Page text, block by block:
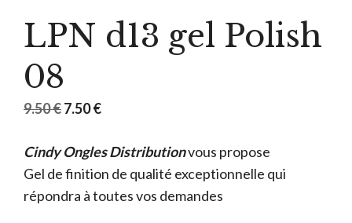
LPN d13 gel Polish
08
9.50€Le
initial
était :
9.50 €.
7.50€Le
actuel
est :
7.50 €.
Cindy Ongles Distributionvous propose
Gel de finition de qualité exceptionnelle qui
répondra à toutes vos demandes